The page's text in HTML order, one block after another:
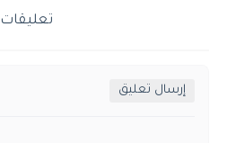
تعليقات
إرسال تعليق